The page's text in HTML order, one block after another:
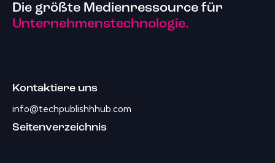
Die größte Medienressource für
Unternehmenstechnologie.
Kontaktiere uns
info@techpublishhhub.com
Seitenverzeichnis